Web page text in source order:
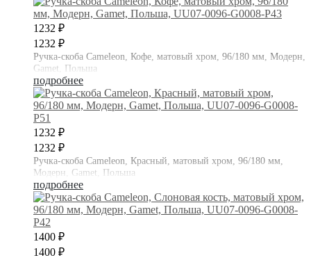
1232 ₽
1232 ₽
Ручка-скоба Cameleon, Кофе, матовый хром, 96/180 мм, Модерн,
Gamet, Польша
подробнее
1232 ₽
1232 ₽
Ручка-скоба Cameleon, Красный, матовый хром, 96/180 мм,
Модерн, Gamet, Польша
подробнее
1400 ₽
1400 ₽